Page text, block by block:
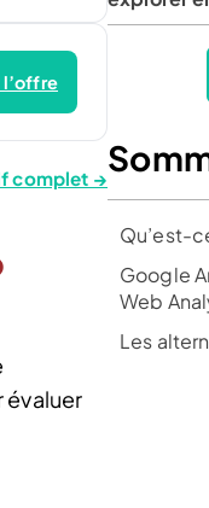
complet →
évaluer
Qu’est-
Google
Web
Les